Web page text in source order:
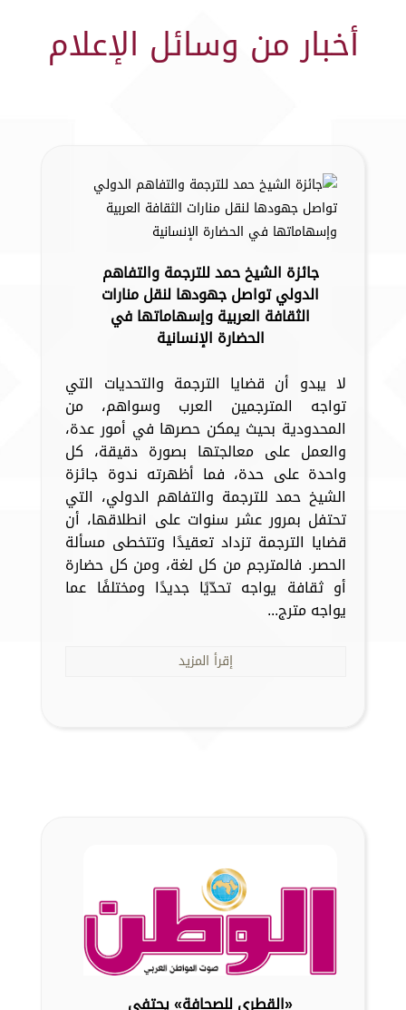
أخبار من وسائل الإعلام
جائزة الشيخ حمد للترجمة والتفاهم
الدولي تواصل جهودها لنقل منارات
الثقافة العربية وإسهاماتها في
الحضارة الإنسانية
لا يبدو أن قضايا الترجمة والتحديات التي
تواجه المترجمين العرب وسواهم، من
المحدودية بحيث يمكن حصرها في أمور عدة،
والعمل على معالجتها بصورة دقيقة، كل
واحدة على حدة، فما أظهرته ندوة جائزة
الشيخ حمد للترجمة والتفاهم الدولي، التي
تحتفل بمرور عشر سنوات على انطلاقها، أن
قضايا الترجمة تزداد تعقيدًا وتتخطى مسألة
الحصر. فالمترجم من كل لغة، ومن كل حضارة
أو ثقافة يواجه تحدّيًا جديدًا ومختلفًا عما
يواجه مترج...
إقرأ المزيد
«القطري للصحافة» يحتفي